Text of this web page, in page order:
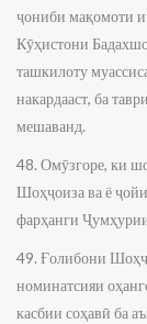
ҷониби мақомоти
Кӯҳистони
ташкилоту
накардааст, ба
мешаванд.
48. Омӯзгоре, ки
Шоҳҷоиза ва ё
фарҳанги
49. Ғолибони
номинатсияи
касбии соҳавӣ ба